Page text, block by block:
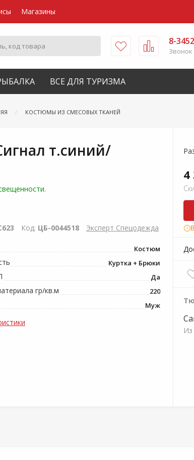
Магазины
8-
Звонок
ВСЕ ДЛЯ ТУРИЗМА
КОСТЮМЫ ИЗ СМЕСОВЫХ ТКАНЕЙ
т.синий/
Код: ЦБ-0044518 Эксперт Спецодежда
Костюм
Куртка + Брюки
Да
гр/кв.м 220
Муж
4
Из